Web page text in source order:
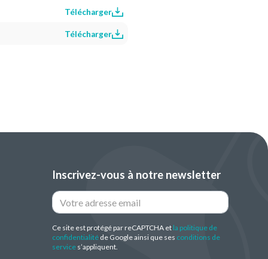
Télécharger
Télécharger
Inscrivez-vous à notre newsletter
Ce site est protégé par reCAPTCHA et la politique de
confidentialitéde Google ainsi que ses conditions de
services’appliquent.